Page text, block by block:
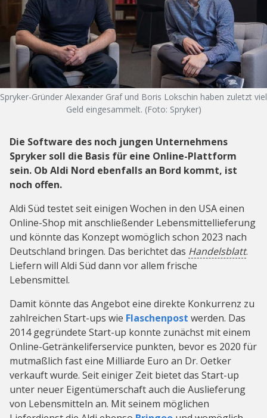
Spryker-Gründer Alexander Graf und Boris Lokschin haben zuletzt viel
Geld eingesammelt. (Foto: Spryker)
Die Software des noch jungen Unternehmens
Spryker soll die Basis für eine Online-Plattform
sein. Ob Aldi Nord ebenfalls an Bord kommt, ist
noch offen.
Aldi Süd testet seit einigen Wochen in den USA einen
Online-Shop mit anschließender Lebensmittellieferung
und könnte das Konzept womöglich schon 2023 nach
Deutschland bringen. Das berichtet das Handelsblatt.
Liefern will Aldi Süd dann vor allem frische
Lebensmittel.
Damit könnte das Angebot eine direkte Konkurrenz zu
zahlreichen Start-ups wie Flaschenpost werden. Das
2014 gegründete Start-up konnte zunächst mit einem
Online-Getränkeliferservice punkten, bevor es 2020 für
mutmaßlich fast eine Milliarde Euro an Dr. Oetker
verkauft wurde. Seit einiger Zeit bietet das Start-up
unter neuer Eigentümerschaft auch die Auslieferung
von Lebensmitteln an. Mit seinem möglichen